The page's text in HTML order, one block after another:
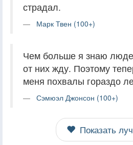
страдал.
Марк Твен (100+)
Чем больше я знаю
от них жду. Поэтому
меня похвалы гораздо
Сэмюэл Джонсон (100+)
Показать